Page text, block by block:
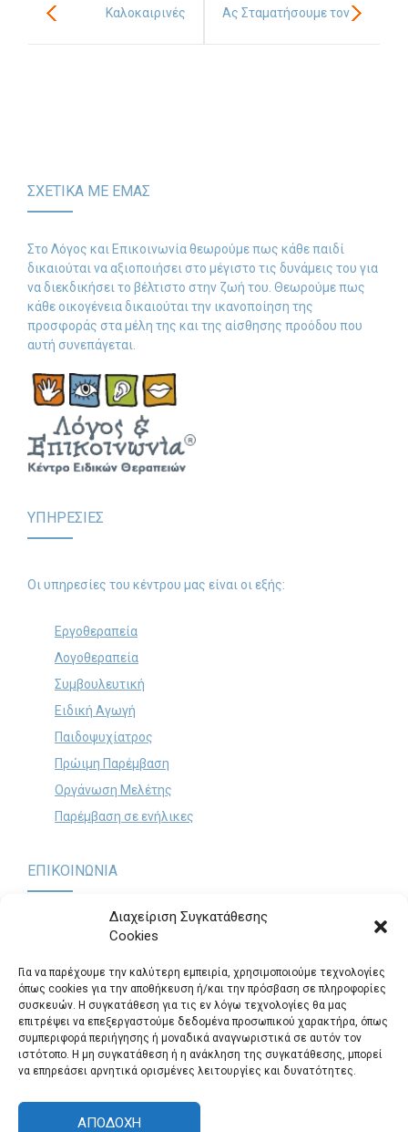
Διαχείριση Συγκατάθεσης
Cookies
Για να παρέχουμε την καλύτερη εμπειρία, χρησιμοποιούμε τεχνολογίες
όπως cookies για την αποθήκευση ή/και την πρόσβαση σε πληροφορίες
συσκευών. Η συγκατάθεση για τις εν λόγω τεχνολογίες θα μας
επιτρέψει να επεξεργαστούμε δεδομένα προσωπικού χαρακτήρα, όπως
συμπεριφορά περιήγησης ή μοναδικά αναγνωριστικά σε αυτόν τον
ιστότοπο. Η μη συγκατάθεση ή η ανάκληση της συγκατάθεσης, μπορεί
να επηρεάσει αρνητικά ορισμένες λειτουργίες και δυνατότητες.
ΑΠΟΔΟΧΉ
Καλοκαιρινές
επεξεργασίας
Ας Σταματήσουμε τον
ΣΧΕΤΙΚΑ ΜΕ ΕΜΑΣ
Στο Λόγος και Επικοινωνία θεωρούμε πως κάθε παιδί
δικαιούται να αξιοποιήσει στο μέγιστο τις δυνάμεις του για
να διεκδικήσει το βέλτιστο στην ζωή του. Θεωρούμε πως
κάθε οικογένεια δικαιούται την ικανοποίηση της
προσφοράς στα μέλη της και της αίσθησης προόδου που
αυτή συνεπάγεται.
ΥΠΗΡΕΣΙΕΣ
Οι υπηρεσίες του κέντρου μας είναι οι εξής:
Εργοθεραπεία
Λογοθεραπεία
Συμβουλευτική
Ειδική Αγωγή
Παιδοψυχίατρος
Πρώιμη Παρέμβαση
Οργάνωση Μελέτης
Παρέμβαση σε ενήλικες
ΕΠΙΚΟΙΝΩΝΙΑ
Παναγή Τσαλδάρη 60 & Θηβών, Περιστέρι (Είσοδος από
Τηλ.: 2105725295
logosepikinonia@gmail.com
Θέσεις Εργασίας